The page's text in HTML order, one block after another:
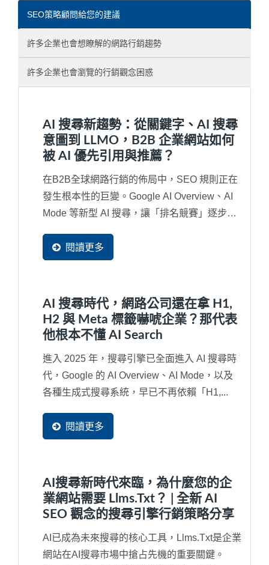
SEO策略顧問給您的建議
許多企業也會想瞭解的網路行銷趨勢
許多企業也會瀏覽的行銷觀念困惑
AI 搜尋新趨勢：從關鍵字、AI 搜尋
意圖到 LLMO，B2B 企業網站如何
被 AI 優先引用與推薦？
在B2B全球網路行銷的佈局中，SEO 規則正在
發生根本性的巨變。Google AI Overview、AI
Mode 等新型 AI 搜尋，讓「排名競賽」逐步演
閱讀更多
AI 搜尋時代，網路公司還在拿 H1,
H2 與 Meta 標籤嚇唬企業？那代表
他根本不懂 AI Search
進入 2025 年，搜尋引擎已全面進入 AI 搜尋時
代，Google 的 AI Overview、AI Mode，以及
各種生成式搜尋系統，早已不再依賴「H1,...
閱讀更多
AI搜尋新時代來臨，為什麼您的企
業網站需要 Llms.txt？ | 全新 AI
SEO 觀念的搜尋引擎行銷策略分享
AI已成為未來搜尋的核心工具，llms.txt是企業
網站在AI搜尋市場中搶占先機的重要關鍵。